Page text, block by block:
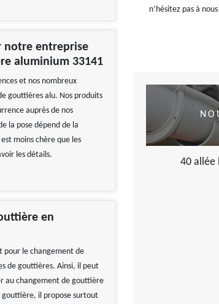
notre entreprise
aluminium 33141
et nos nombreux
gouttières alu. Nos produits
auprès de nos
la pose dépend de la
moins chère que les
les détails.
en
pour le changement de
de gouttières. Ainsi, il peut
au changement de gouttière
il propose surtout
n’hésitez pas à
40 allée